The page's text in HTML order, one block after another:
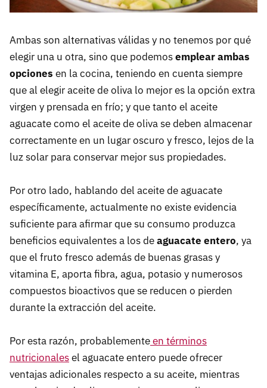
Ambas son alternativas válidas y no tenemos por qué
elegir una u otra, sino que podemosemplear ambas
opciones en la cocina, teniendo en cuenta siempre
que al elegir aceite de oliva lo mejor es la opción extra
virgen y prensada en frío; y que tanto el aceite
aguacate como el aceite de oliva se deben almacenar
correctamente en un lugar oscuro y fresco, lejos de la
luz solar para conservar mejor sus propiedades.
Por otro lado, hablando del aceite de aguacate
específicamente, actualmente no existe evidencia
suficiente para afirmar que su consumo produzca
beneficios equivalentes a los deaguacate entero, ya
que el fruto fresco además de buenas grasas y
vitamina E, aporta fibra, agua, potasio y numerosos
compuestos bioactivos que se reducen o pierden
durante la extracción del aceite.
Por esta razón, probablementeen términos
nutricionalesel aguacate entero puede ofrecer
ventajas adicionales respecto a su aceite, mientras